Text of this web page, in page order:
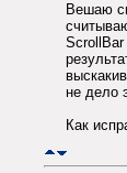
Вешаю
не дело
Как